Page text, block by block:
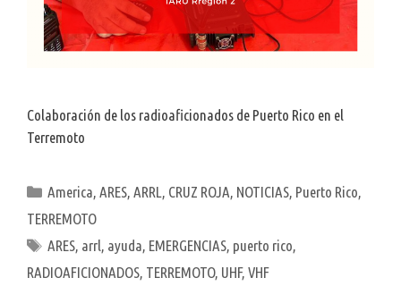
Colaboración de los radioaficionados de Puerto Rico en el
Terremoto
Categorías
America,ARES,ARRL, CRUZ ROJA, NOTICIAS, Puerto Rico,
TERREMOTO
Etiquetas
ARES, arrl, ayuda, EMERGENCIAS, puerto rico,
RADIOAFICIONADOS, TERREMOTO, UHF, VHF